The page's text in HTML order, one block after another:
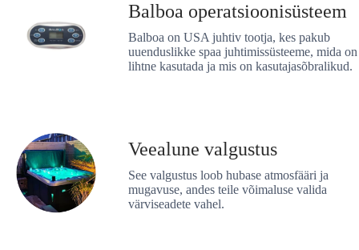
Balboa operatsioonisüsteem
Balboa on USA juhtiv tootja, kes pakub
uuenduslikke spaa juhtimissüsteeme, mida on
lihtne kasutada ja mis on kasutajasõbralikud.
Veealune valgustus
See valgustus loob hubase atmosfääri ja
mugavuse, andes teile võimaluse valida
värviseadete vahel.